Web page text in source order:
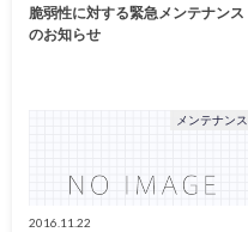
脆弱性に対する緊急メンテナンス
のお知らせ
メンテナンス
2016.11.22